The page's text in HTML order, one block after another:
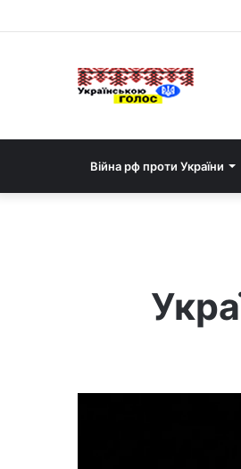
Війна рф проти України